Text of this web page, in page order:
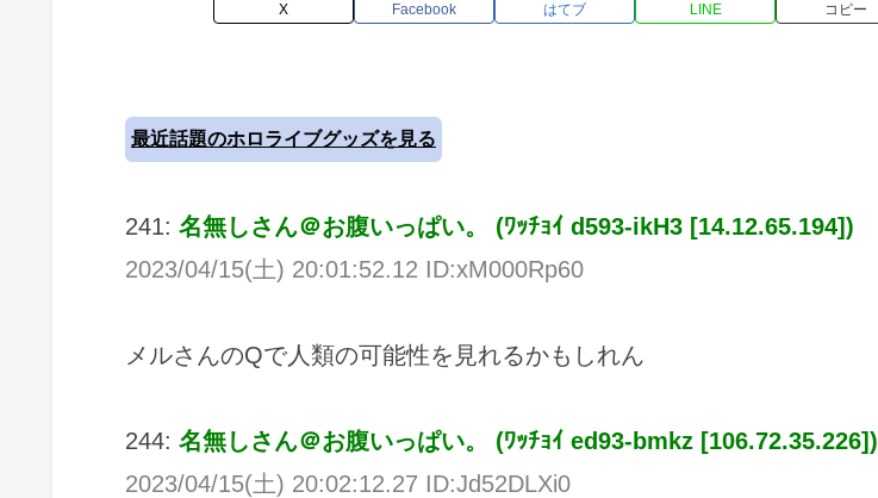
X Facebook はてブ LINE コピー
最近話題のホロライブグッズを見る
241: 名無しさん＠お腹いっぱい。 (ﾜｯﾁｮｲ d593-ikH3 [14.12.65.194])
2023/04/15(土) 20:01:52.12 ID:xM000Rp60
メルさんのQで人類の可能性を見れるかもしれん
244: 名無しさん＠お腹いっぱい。 (ﾜｯﾁｮｲ ed93-bmkz [106.72.35.226])
2023/04/15(土) 20:02:12.27 ID:Jd52DLXi0